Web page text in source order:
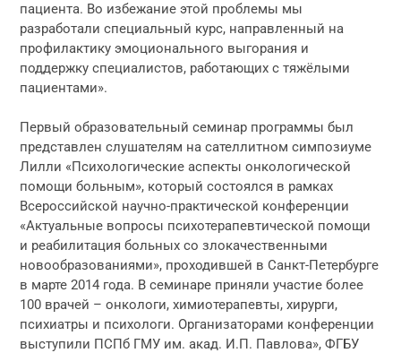
пациента. Во избежание этой проблемы мы
разработали специальный курс, направленный на
профилактику эмоционального выгорания и
поддержку специалистов, работающих с тяжёлыми
пациентами».
Первый образовательный семинар программы был
представлен слушателям на сателлитном симпозиуме
Лилли «Психологические аспекты онкологической
помощи больным», который состоялся в рамках
Всероссийской научно-практической конференции
«Актуальные вопросы психотерапевтической помощи
и реабилитация больных со злокачественными
новообразованиями», проходившей в Санкт-Петербурге
в марте 2014 года. В семинаре приняли участие более
100 врачей – онкологи, химиотерапевты, хирурги,
психиатры и психологи. Организаторами конференции
выступили ПСПб ГМУ им. акад. И.П. Павлова», ФГБУ